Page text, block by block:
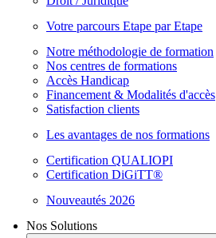
Votre parcours Etape par Etape
Notre méthodologie de formation
Nos centres de formations
Accès Handicap
Financement & Modalités d'accès
Satisfaction clients
Les avantages de nos formations
Certification QUALIOPI
Certification DiGiTT®
Nouveautés 2026
Nos Solutions